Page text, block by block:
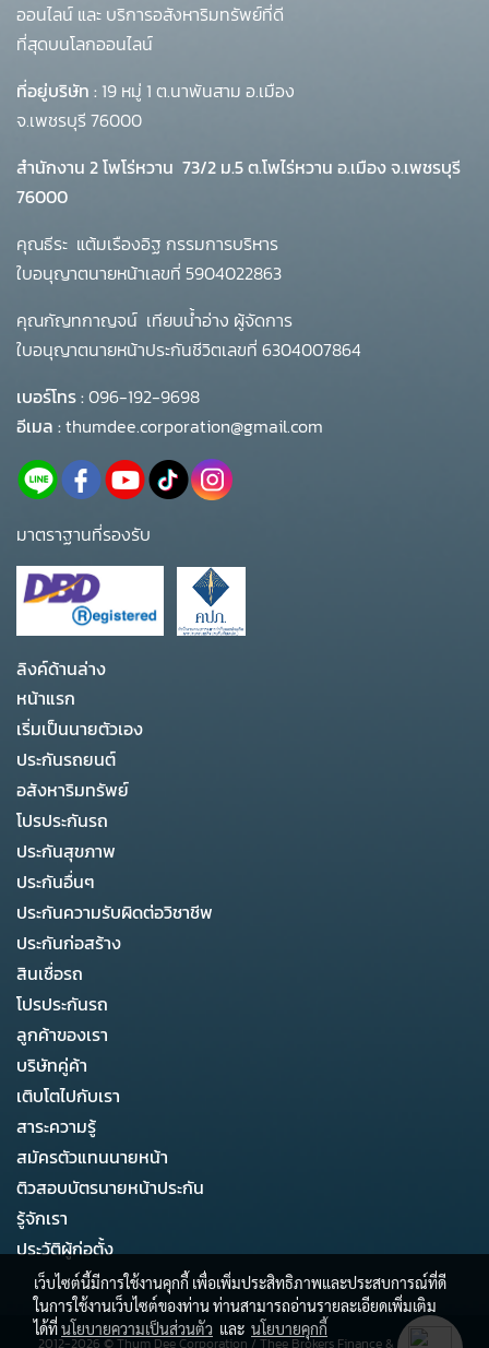
ออนไลน์ และ บริการอสังหาริมทรัพย์ที่ดี
ที่สุดบนโลกออนไลน์
ที่อยู่บริษัท : 19 หมู่ 1 ต.นาพันสาม อ.เมือง
จ.เพชรบุรี 76000
สำนักงาน 2 โพโร่หวาน 73/2 ม.5 ต.โพไร่หวาน อ.เมือง จ.เพชรบุรี
76000
คุณธีระ แต้มเรืองอิฐ กรรมการบริหาร
ใบอนุญาตนายหน้าเลขที่ 5904022863
คุณกัญทกาญจน์ เทียบน้ำอ่าง ผู้จัดการ
ใบอนุญาตนายหน้าประกันชีวิตเลขที่ 6304007864
เบอร์โทร :096-192-9698
อีเมล :thumdee.corporation@gmail.com
มาตราฐานที่รองรับ
ลิงค์ด้านล่าง
หน้าแรก
เริ่มเป็นนายตัวเอง
ประกันรถยนต์
อสังหาริมทรัพย์
โปรประกันรถ
ประกันสุขภาพ
ประกันอื่นๆ
ประกันความรับผิดต่อวิชาชีพ
ประกันก่อสร้าง
สินเชื่อรถ
โปรประกันรถ
ลูกค้าของเรา
บริษัทคู่ค้า
เติบโตไปกับเรา
สาระความรู้
สมัครตัวแทนนายหน้า
ติวสอบบัตรนายหน้าประกัน
รู้จักเรา
ประวัติผู้ก่อตั้ง
เว็บไซต์นี้มีการใช้งานคุกกี้ เพื่อเพิ่มประสิทธิภาพและประสบการณ์ที่ดี
ในการใช้งานเว็บไซต์ของท่าน ท่านสามารถอ่านรายละเอียดเพิ่มเติม
ได้ที่นโยบายความเป็นส่วนตัว และ นโยบายคุกกี้